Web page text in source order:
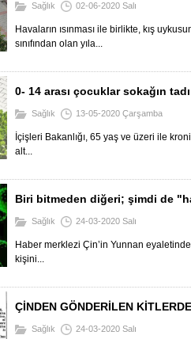
Sağlık 02-06-2020 Salı
Havaların ısınması ile birlikte, kış
sınıfından olan yıla...
0- 14 arası çocuklar sokağın
Sağlık 13-05-2020 Çarşamba
İçişleri Bakanlığı, 65 yaş ve üzeri ile
alt...
Biri bitmeden diğeri; şimdi de
Sağlık 24-03-2020 Salı
Haber merklezi Çin’in Yunnan
kişini...
ÇİNDEN GÖNDERİLEN
Sağlık 24-03-2020 Salı